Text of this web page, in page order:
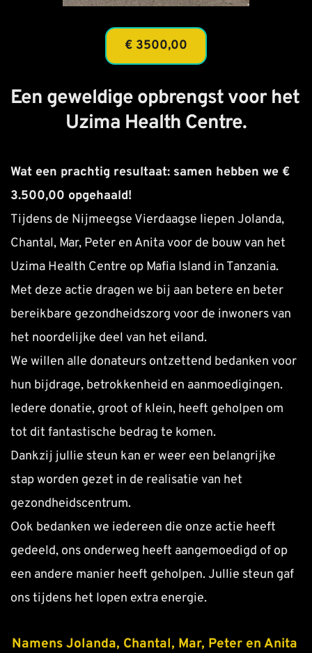
€ 3500,00
Een geweldige opbrengst voor het
Uzima Health Centre.
Wat een prachtig resultaat: samen hebben we €
3.500,00 opgehaald!
Tijdens de Nijmeegse Vierdaagse liepen Jolanda,
Chantal, Mar, Peter en Anita voor de bouw van het
Uzima Health Centre op Mafia Island in Tanzania.
Met deze actie dragen we bij aan betere en beter
bereikbare gezondheidszorg voor de inwoners van
het noordelijke deel van het eiland.
We willen alle donateurs ontzettend bedanken voor
hun bijdrage, betrokkenheid en aanmoedigingen.
Iedere donatie, groot of klein, heeft geholpen om
tot dit fantastische bedrag te komen.
Dankzij jullie steun kan er weer een belangrijke
stap worden gezet in de realisatie van het
gezondheidscentrum.
Ook bedanken we iedereen die onze actie heeft
gedeeld, ons onderweg heeft aangemoedigd of op
een andere manier heeft geholpen. Jullie steun gaf
ons tijdens het lopen extra energie.
Namens Jolanda, Chantal, Mar, Peter en Anita